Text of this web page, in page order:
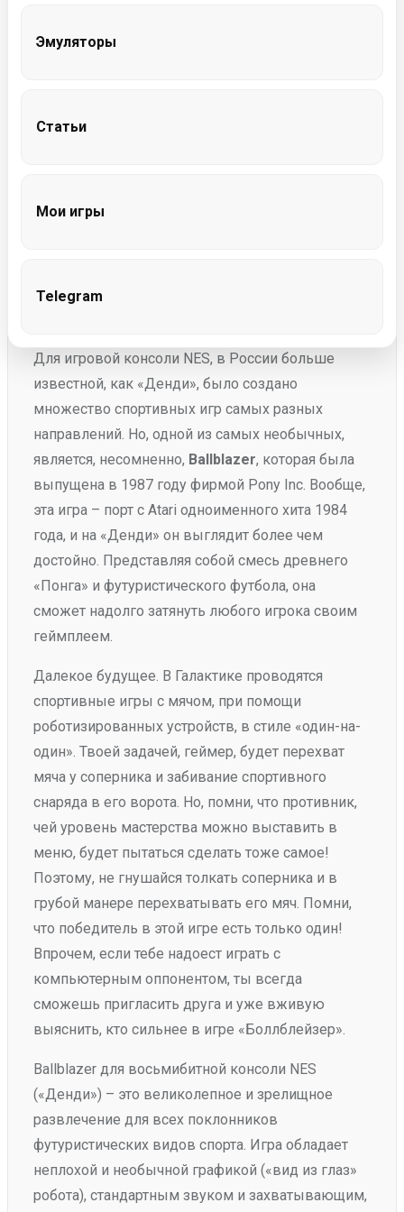
Эмуляторы
Статьи
Мои игры
Telegram
Описание игры
Для игровой консоли NES, в России больше
известной, как «Денди», было создано
множество спортивных игр самых разных
направлений. Но, одной из самых необычных,
является, несомненно, Ballblazer, которая была
выпущена в 1987 году фирмой Pony Inc. Вообще,
эта игра – порт с Atari одноименного хита 1984
года, и на «Денди» он выглядит более чем
достойно. Представляя собой смесь древнего
«Понга» и футуристического футбола, она
сможет надолго затянуть любого игрока своим
геймплеем.
Далекое будущее. В Галактике проводятся
спортивные игры с мячом, при помощи
роботизированных устройств, в стиле «один-на-
один». Твоей задачей, геймер, будет перехват
мяча у соперника и забивание спортивного
снаряда в его ворота. Но, помни, что противник,
чей уровень мастерства можно выставить в
меню, будет пытаться сделать тоже самое!
Поэтому, не гнушайся толкать соперника и в
грубой манере перехватывать его мяч. Помни,
что победитель в этой игре есть только один!
Впрочем, если тебе надоест играть с
компьютерным оппонентом, ты всегда
сможешь пригласить друга и уже вживую
выяснить, кто сильнее в игре «Боллблейзер».
Ballblazer для восьмибитной консоли NES
(«Денди») – это великолепное и зрелищное
развлечение для всех поклонников
футуристических видов спорта. Игра обладает
неплохой и необычной графикой («вид из глаз»
робота), стандартным звуком и захватывающим,